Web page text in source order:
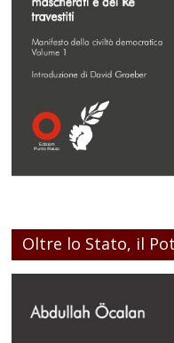
Oltre lo Stato, il